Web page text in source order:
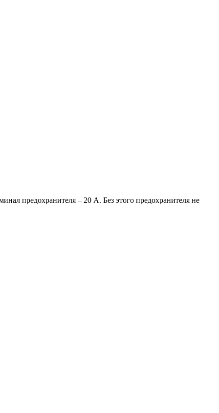
предохранителя – 20 А. Без этого предохранителя не